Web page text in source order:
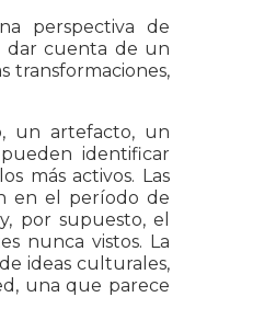
perspectiva de
dar cuenta de un
transformaciones,
un artefacto, un
identificar
más activos. Las
en el período de
por supuesto, el
nunca vistos. La
ideas culturales,
una que parece